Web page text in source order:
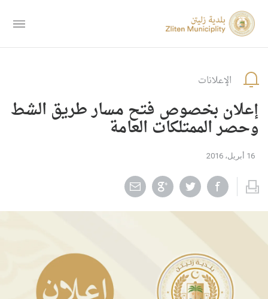
الإعلانات
إعلان بخصوص فتح مسار طريق الشط
وحصر الممتلكات العامة
16 أبريل، 2016